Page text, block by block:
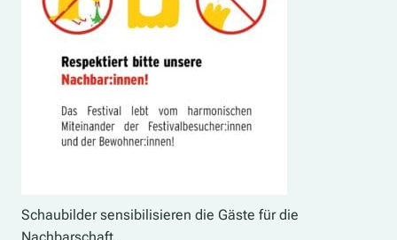
Schaubilder sensibilisieren die Gäste für die
Nachbarschaft.